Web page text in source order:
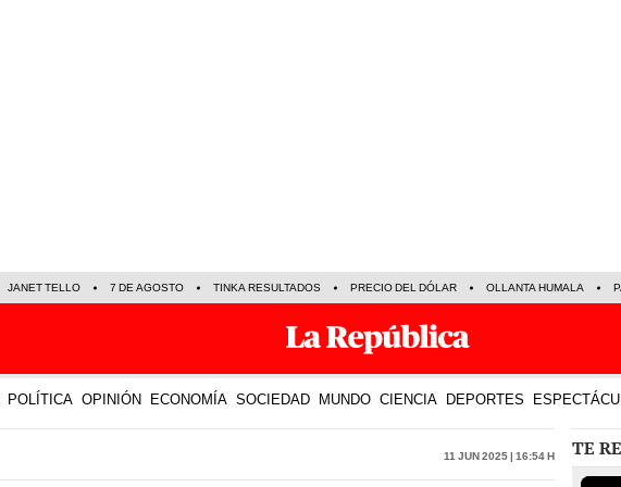
JANET TELLO 7 DE AGOSTO TINKA RESULTADOS PRECIO DEL DÓLAR OLLANTA HUMALA
POLÍTICA OPINIÓN ECONOMÍA SOCIEDAD MUNDO CIENCIA DEPORTES
11 Jun 2025 | 16:54 h TE